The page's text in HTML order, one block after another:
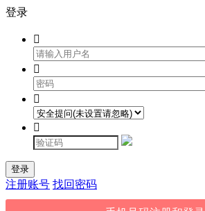
登录




登录
注册账号 找回密码